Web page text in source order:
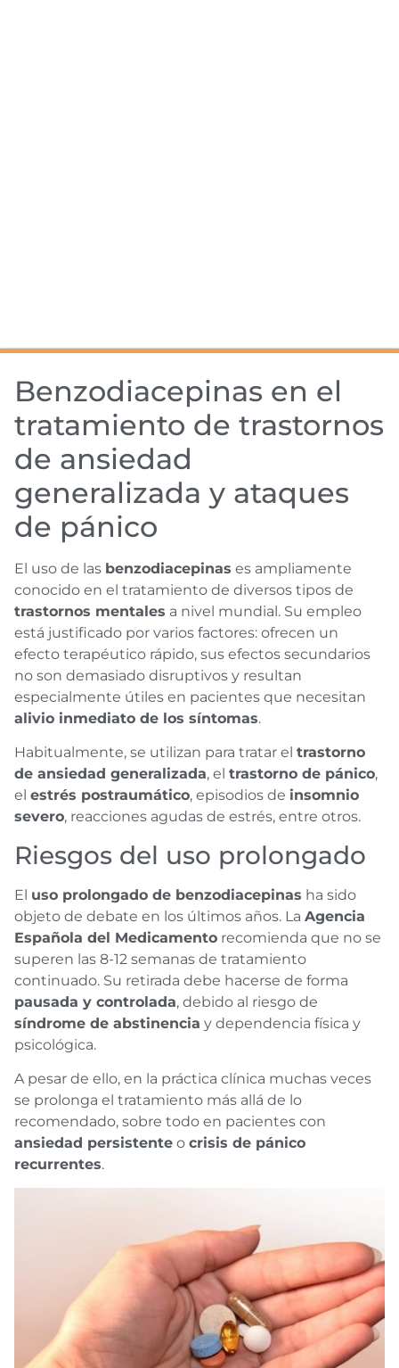
Benzodiacepinas en el
tratamiento de trastornos
de ansiedad
generalizada y ataques
de pánico
El uso de las benzodiacepinas es ampliamente
conocido en el tratamiento de diversos tipos de
trastornos mentales a nivel mundial. Su empleo
está justificado por varios factores: ofrecen un
efecto terapéutico rápido, sus efectos secundarios
no son demasiado disruptivos y resultan
especialmente útiles en pacientes que necesitan
alivio inmediato de los síntomas.
Habitualmente, se utilizan para tratar el trastorno
de ansiedad generalizada, el trastorno de pánico,
el estrés postraumático, episodios de insomnio
severo, reacciones agudas de estrés, entre otros.
Riesgos del uso prolongado
El uso prolongado de benzodiacepinas ha sido
objeto de debate en los últimos años. La Agencia
Española del Medicamento recomienda que no se
superen las 8-12 semanas de tratamiento
continuado. Su retirada debe hacerse de forma
pausada y controlada, debido al riesgo de
síndrome de abstinencia y dependencia física y
psicológica.
A pesar de ello, en la práctica clínica muchas veces
se prolonga el tratamiento más allá de lo
recomendado, sobre todo en pacientes con
ansiedad persistente o crisis de pánico
recurrentes.